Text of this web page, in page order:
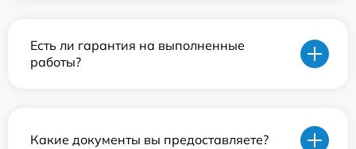
Есть ли гарантия на выполненные
работы?
Какие документы вы предоставляете?